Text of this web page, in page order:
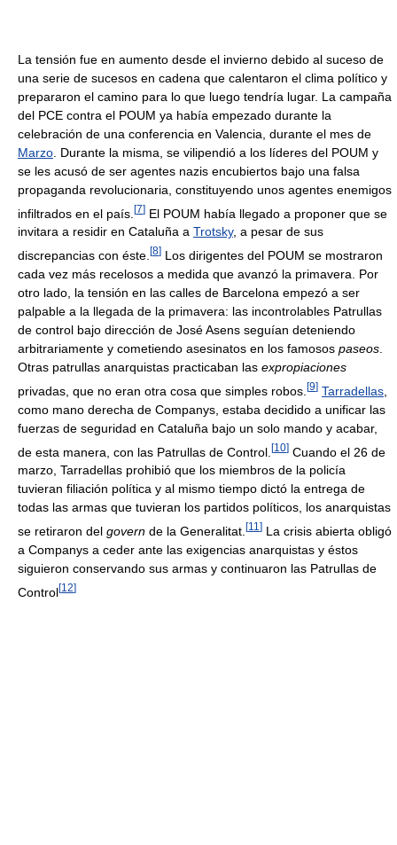
La tensión fue en aumento desde el invierno debido al suceso de
una serie de sucesos en cadena que calentaron el clima político y
prepararon el camino para lo que luego tendría lugar. La campaña
del PCE contra el POUM ya había empezado durante la
celebración de una conferencia en Valencia, durante el mes de
Marzo . Durante la misma, se vilipendió a los líderes del POUM y
se les acusó de ser agentes nazis encubiertos bajo una falsa
propaganda revolucionaria, constituyendo unos agentes enemigos
infiltrados en el país. [7] El POUM había llegado a proponer que se
invitara a residir en Cataluña a Trotsky, a pesar de sus
discrepancias con éste. [8] Los dirigentes del POUM se mostraron
cada vez más recelosos a medida que avanzó la primavera. Por
otro lado, la tensión en las calles de Barcelona empezó a ser
palpable a la llegada de la primavera: las incontrolables Patrullas
de control bajo dirección de José Asens seguían deteniendo
arbitrariamente y cometiendo asesinatos en los famosos paseos
Otras patrullas anarquistas practicaban las expropiaciones
privadas, que no eran otra cosa que simples robos. [9] Tarradellas
como mano derecha de Companys, estaba decidido a unificar las
fuerzas de seguridad en Cataluña bajo un solo mando y acabar,
de esta manera, con las Patrullas de Control. [10] Cuando el 26 de
marzo, Tarradellas prohibió que los miembros de la policía
tuvieran filiación política y al mismo tiempo dictó la entrega de
todas las armas que tuvieran los partidos políticos, los anarquistas
se retiraron del govern de la Generalitat. [11 ] La crisis abierta obligó
a Companys a ceder ante las exigencias anarquistas y éstos
siguieron conservando sus armas y continuaron las Patrullas de
Control[12]